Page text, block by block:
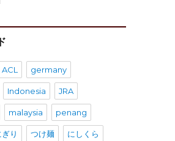
ACL germany
Indonesia JRA
malaysia penang
り つけ麺 にしくら